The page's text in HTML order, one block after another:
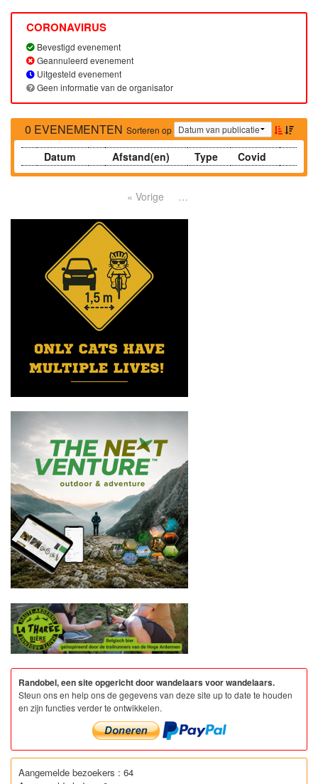
CORONAVIRUS
Bevestigd evenement
Geannuleerd evenement
Uitgesteld evenement
Geen informatie van de organisator
Sorteren op
0 EVENEMENTEN
Datum Afstand(en) Type Covid
« Vorige …
Randobel, een site opgericht door wandelaars voor wandelaars.
Steun ons en help ons de gegevens van deze site up to date te houden
en zijn functies verder te ontwikkelen.
Aangemelde bezoekers : 64